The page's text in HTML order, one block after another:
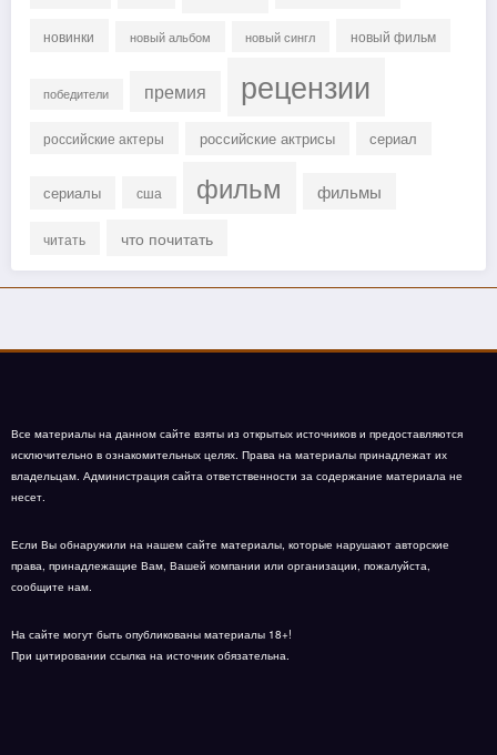
новинки новый альбом новый сингл новый фильм
победители премия рецензии
российские актеры российские актрисы сериал
сериалы сша фильм фильмы
читать что почитать
Все материалы на данном сайте взяты из открытых источников и предоставляются
исключительно в ознакомительных целях. Права на материалы принадлежат их
владельцам. Администрация сайта ответственности за содержание материала не
несет.
Если Вы обнаружили на нашем сайте материалы, которые нарушают авторские
права, принадлежащие Вам, Вашей компании или организации, пожалуйста,
сообщите нам.
На сайте могут быть опубликованы материалы 18+!
При цитировании ссылка на источник обязательна.